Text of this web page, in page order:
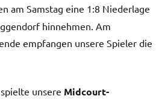
am Samstag eine 1:8 Niederlage
hinnehmen. Am
empfangen unsere Spieler die
unsere Midcourt-